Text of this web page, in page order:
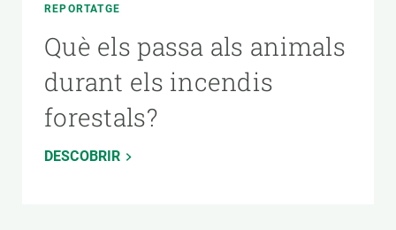
REPORTATGE
Què els passa als animals
durant els incendis
forestals?
DESCOBRIR